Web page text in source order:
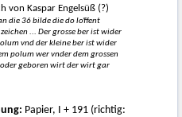
von Kaspar Engelsüß (?)
die 36 bilde die do loͮffent
... Der grosse ber ist wider
vnd der kleine ber ist wider
polum wer vnder dem grossen
geboren wirt der wirt gar
Papier, I + 191 (richtig: